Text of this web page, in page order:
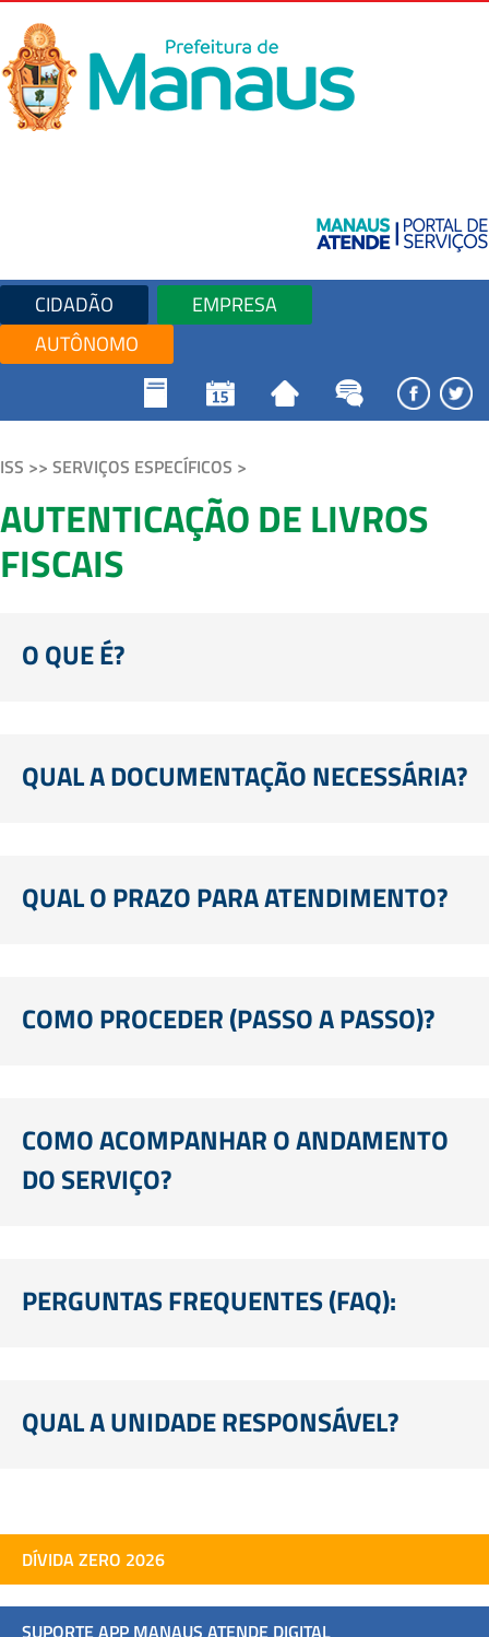
CIDADÃO
EMPRESA
AUTÔNOMO
ISS >> SERVIÇOS ESPECÍFICOS >
AUTENTICAÇÃO DE LIVROS
FISCAIS
O QUE É?
QUAL A DOCUMENTAÇÃO NECESSÁRIA?
QUAL O PRAZO PARA ATENDIMENTO?
COMO PROCEDER (PASSO A PASSO)?
COMO ACOMPANHAR O ANDAMENTO
DO SERVIÇO?
PERGUNTAS FREQUENTES (FAQ):
QUAL A UNIDADE RESPONSÁVEL?
DÍVIDA ZERO 2026
SUPORTE APP MANAUS ATENDE DIGITAL